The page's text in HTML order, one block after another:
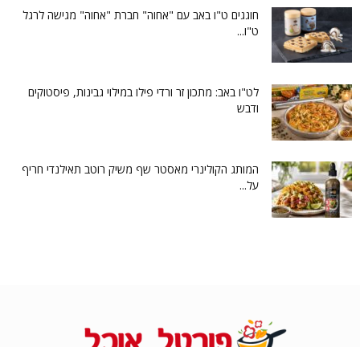
חוגגים ט"ו באב עם "אחוה" חברת "אחוה" מגישה לרגל
ט"ו...
לט"ו באב: מתכון זר ורדי פילו במילוי גבינות, פיסטוקים
ודבש
המותג הקולינרי מאסטר שף משיק רוטב תאילנדי חריף
על...